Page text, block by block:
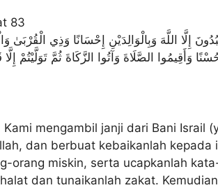
83
إِلَّا اللَّهَ وَبِالْوَالِدَيْنِ إِحْسَانًا وَذِي الْقُرْبَىٰ
وَأَقِيمُوا الصَّلَاةَ وَآتُوا الزَّكَاةَ ثُمَّ تَوَلَّيْتُمْ
mengambil janji dari Bani Israil
dan berbuat kebaikanlah
orang miskin, serta ucapkanlah
dan tunaikanlah zakat.